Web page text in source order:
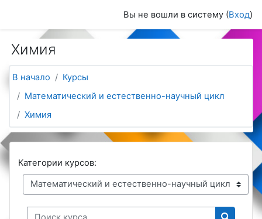
Вы не вошли в систему (Вход)
Химия
В начало
Курсы
Математический и естественно-научный цикл
Химия
Категории курсов:
Поиск курса